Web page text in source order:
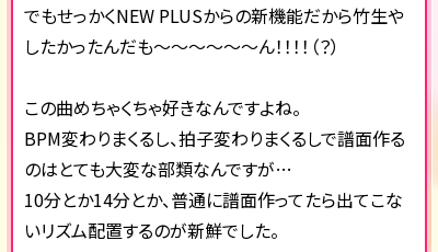
でもせっかくNEW PLUSからの新機能だから竹生や
したかったんだも～～～～～～ん！！！！（？）
この曲めちゃくちゃ好きなんですよね。
BPM変わりまくるし、拍子変わりまくるしで譜面作る
のはとても大変な部類なんですが…
10分とか14分とか、普通に譜面作ってたら出てこな
いリズム配置するのが新鮮でした。